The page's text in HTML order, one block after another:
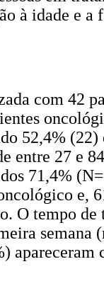
à idade e a
com 42
52,4%
entre 27 e
71,4%
e,
O tempo de
semana
apareceram